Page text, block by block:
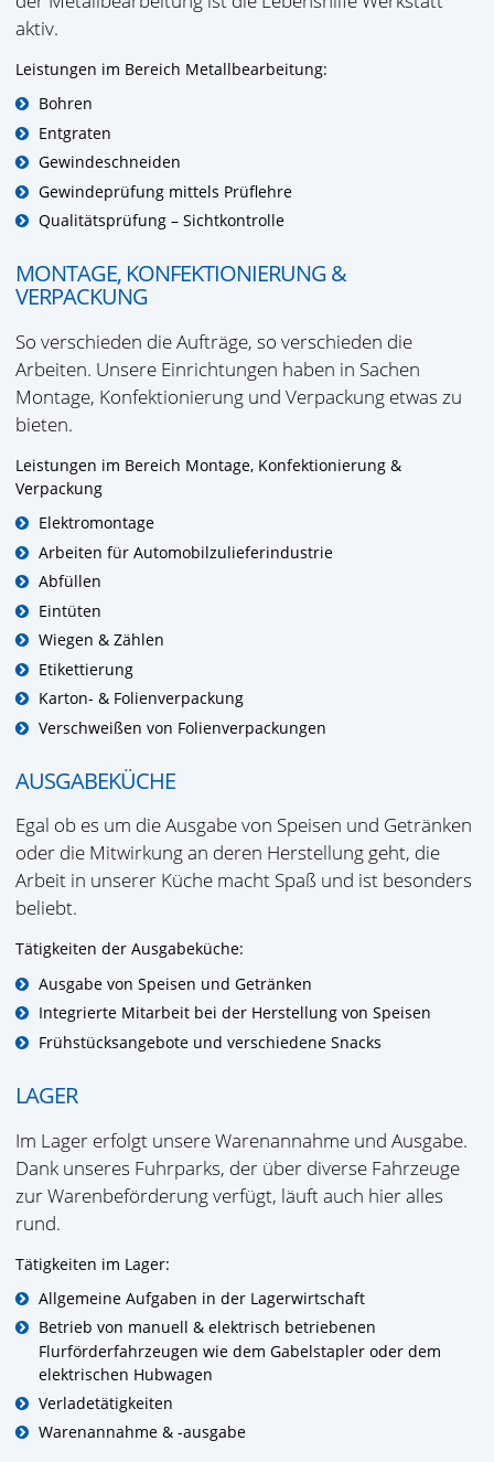
aktiv.
Leistungen im Bereich Metallbearbeitung:
Bohren
Entgraten
Gewindeschneiden
Gewindeprüfung mittels Prüflehre
Qualitätsprüfung – Sichtkontrolle
MONTAGE, KONFEKTIONIERUNG &
VERPACKUNG
So verschieden die Aufträge, so verschieden die
Arbeiten. Unsere Einrichtungen haben in Sachen
Montage, Konfektionierung und Verpackung etwas zu
bieten.
Leistungen im Bereich Montage, Konfektionierung &
Verpackung
Elektromontage
Arbeiten für Automobilzulieferindustrie
Abfüllen
Eintüten
Wiegen & Zählen
Etikettierung
Karton- & Folienverpackung
Verschweißen von Folienverpackungen
AUSGABEKÜCHE
Egal ob es um die Ausgabe von Speisen und Getränken
oder die Mitwirkung an deren Herstellung geht, die
Arbeit in unserer Küche macht Spaß und ist besonders
beliebt.
Tätigkeiten der Ausgabeküche:
Ausgabe von Speisen und Getränken
Integrierte Mitarbeit bei der Herstellung von Speisen
Frühstücksangebote und verschiedene Snacks
LAGER
Im Lager erfolgt unsere Warenannahme und Ausgabe.
Dank unseres Fuhrparks, der über diverse Fahrzeuge
zur Warenbeförderung verfügt, läuft auch hier alles
rund.
Tätigkeiten im Lager:
Allgemeine Aufgaben in der Lagerwirtschaft
Betrieb von manuell & elektrisch betriebenen
Flurförderfahrzeugen wie dem Gabelstapler oder dem
elektrischen Hubwagen
Verladetätigkeiten
Warenannahme & -ausgabe